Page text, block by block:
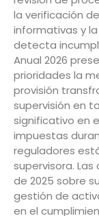
la verificación
informativas y
detecta
Anual 2026
prioridades la
provisión
supervisión en
significativo en
impuestas
reguladores
supervisora.
de 2025 sobre
gestión de
en el